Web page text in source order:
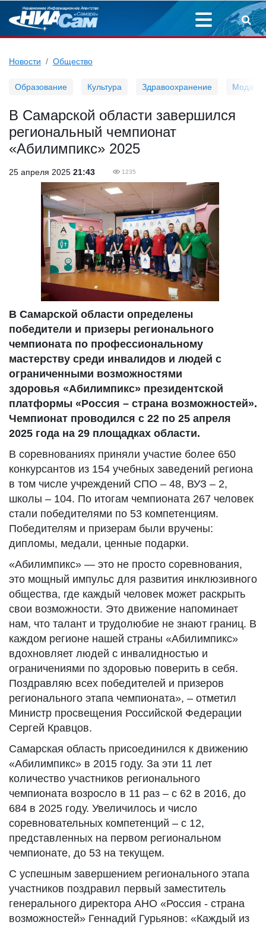
Новости Общество
Образование Культура Здравоохранение Мода
В Самарской области завершился
региональный чемпионат
«Абилимпикс» 2025
25 апреля 2025 21:43 1235
В Самарской области определены
победители и призеры регионального
чемпионата по профессиональному
мастерству среди инвалидов и людей с
ограниченными возможностями
здоровья «Абилимпикс» президентской
платформы «Россия – страна возможностей».
Чемпионат проводился с 22 по 25 апреля
2025 года на 29 площадках области.
В соревнованиях приняли участие более 650
конкурсантов из 154 учебных заведений региона
в том числе учреждений СПО – 48, ВУЗ – 2,
школы – 104. По итогам чемпионата 267 человек
стали победителями по 53 компетенциям.
Победителям и призерам были вручены:
дипломы, медали, ценные подарки.
«Абилимпикс» — это не просто соревнования,
это мощный импульс для развития инклюзивного
общества, где каждый человек может раскрыть
свои возможности. Это движение напоминает
нам, что талант и трудолюбие не знают границ. В
каждом регионе нашей страны «Абилимпикс»
вдохновляет людей с инвалидностью и
ограничениями по здоровью поверить в себя.
Поздравляю всех победителей и призеров
регионального этапа чемпионата», – отметил
Министр просвещения Российской Федерации
Сергей Кравцов.
Самарская область присоединился к движению
«Абилимпикс» в 2015 году. За эти 11 лет
количество участников регионального
чемпионата возросло в 11 раз – с 62 в 2016, до
684 в 2025 году. Увеличилось и число
соревновательных компетенций – с 12,
представленных на первом региональном
чемпионате, до 53 на текущем.
С успешным завершением регионального этапа
участников поздравил первый заместитель
генерального директора АНО «Россия - страна
возможностей» Геннадий Гурьянов: «Каждый из